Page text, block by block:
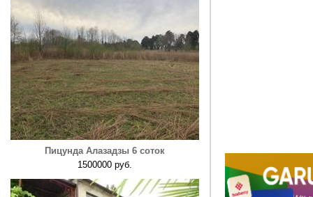
Пицунда Алазадзы 6 соток
1500000 руб.